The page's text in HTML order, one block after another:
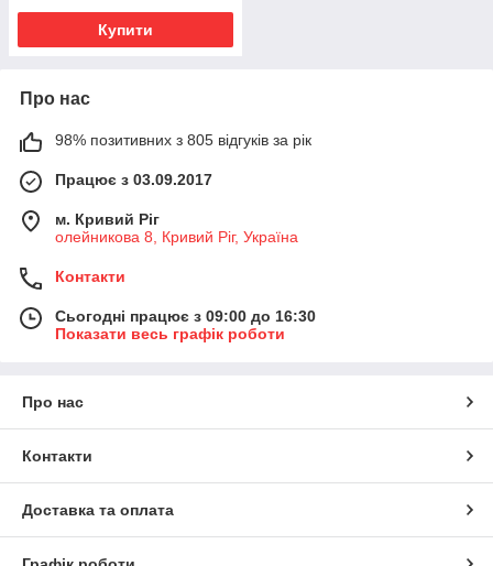
Купити
Про нас
98% позитивних з 805 відгуків за рік
Працює з 03.09.2017
м. Кривий Ріг
олейникова 8, Кривий Ріг, Україна
Контакти
Сьогодні працює з 09:00 до 16:30
Показати весь графік роботи
Про нас
Контакти
Доставка та оплата